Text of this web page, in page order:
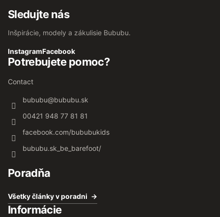
Sledujte nás
Inšpirácie, modely a zákulisie Bububu.
InstagramFacebook
Potrebujete pomoc?
Contact
bububu@bububu.sk
00421 948 77 81 81
facebook.com/bububukids
bububu.sk_be_barefoot/
Poradňa
Všetky články v poradni
Informácie